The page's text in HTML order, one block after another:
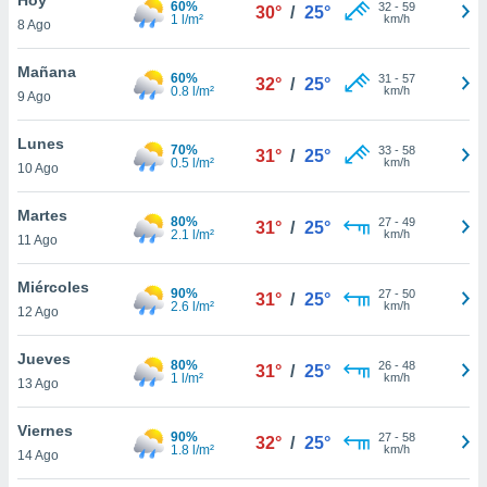
en
más
nuestra
de
cookies
aceptar
8 Ago
60%
1 l/m²
30° / 25° 32- 59
km/h
Mañana
9 Ago
60%
0.8 l/m²
32° / 25° 31 - 57
km/h
Lunes
10 Ago
70%
0.5 l/m²
31° / 25° 33- 58
km/h
Martes
11 Ago
80%
2.1 l/m²
31° / 25° 27- 49
km/h
Miércoles
12 Ago
90%
2.6 l/m²
31° / 25° 27- 50
km/h
Jueves
13 Ago
80%
1 l/m²
31° / 25° 26- 48
km/h
Viernes
14 Ago
90%
1.8 l/m²
32° / 25° 27- 58
km/h